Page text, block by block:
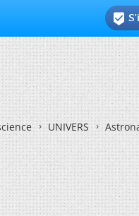

UNIVERS